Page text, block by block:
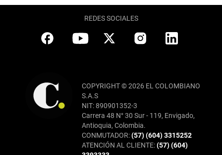
REDES SOCIALES
COPYRIGHT © 2026 EL COLOMBIANO
S.A.S
NIT: 890901352-3
Carrera 48 N° 30 Sur - 119, Envigado,
Antioquia, Colombia.
CONMUTADOR:(57) (604) 3315252
ATENCIÓN AL CLIENTE:(57) (604)